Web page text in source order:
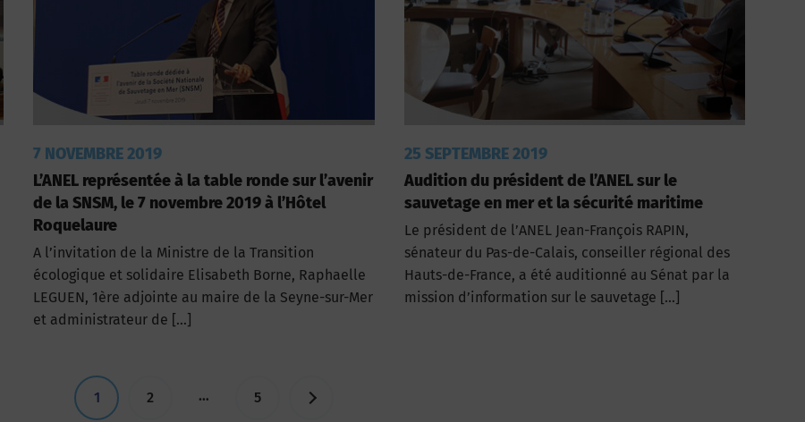
7 NOVEMBRE 2019
L’ANEL représentée à la table ronde sur l’avenir
de la SNSM, le 7 novembre 2019 à l’Hôtel
Roquelaure
A l’invitation de la Ministre de la Transition
écologique et solidaire Elisabeth Borne, Raphaelle
LEGUEN, 1ère adjointe au maire de la Seyne-sur-Mer
et administrateur de […]
25 SEPTEMBRE 2019
Audition du président de l’ANEL sur le
sauvetage en mer et la sécurité maritime
Le président de l’ANEL Jean-François RAPIN,
sénateur du Pas-de-Calais, conseiller régional des
Hauts-de-France, a été auditionné au Sénat par la
mission d’information sur le sauvetage […]
1 2 … 5